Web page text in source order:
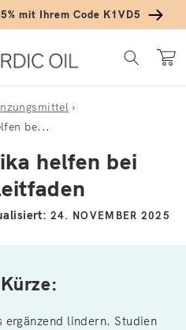
mit Ihrem Code K1VD5
›
be...
helfen bei
24. NOVEMBER 2025
lindern. Studien